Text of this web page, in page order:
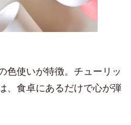
色使いが特徴。チューリッ
、食卓にあるだけで心が弾